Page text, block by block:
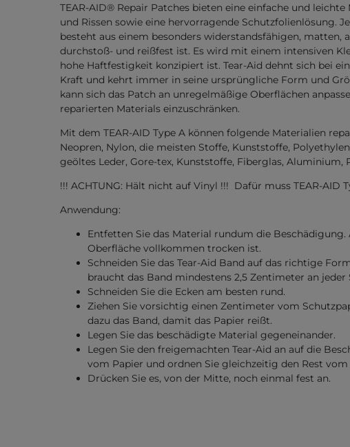
TEAR-AID® Repair Patches bieten eine einfache und
und Rissen sowie eine hervorragende Schutzfolienlösung.
besteht aus einem besonders widerstandsfähigen, matten,
durchstoß- und reißfest ist. Es wird mit einem intensiven
hohe Haftfestigkeit konzipiert ist. Tear-Aid dehnt sich bei
Kraft und kehrt immer in seine ursprüngliche Form und
kann sich das Patch an unregelmäßige Oberflächen
reparierten Materials einzuschränken.
Mit dem TEAR-AID Type A können folgende Materialien
Neopren, Nylon, die meisten Stoffe, Kunststoffe,
geöltes Leder, Gore-tex, Kunststoffe, Fiberglas, Aluminium,
!!! ACHTUNG: Hält nicht auf Vinyl !!! Dafür muss TEAR-AID
Anwendung:
Entfetten Sie das Material rundum die Beschädigung.
Oberfläche vollkommen trocken ist.
Schneiden Sie das Tear-Aid Band auf das richtige
braucht das Band mindestens 2,5 Zentimeter an
Schneiden Sie die Ecken am besten rund.
Ziehen Sie vorsichtig einen Zentimeter vom
dazu das Band, damit das Papier reißt.
Legen Sie das beschädigte Material gegeneinander.
Legen Sie den freigemachten Tear-Aid an auf die
vom Papier und ordnen Sie gleichzeitig den Rest vom
Drücken Sie es, von der Mitte, noch einmal fest an.